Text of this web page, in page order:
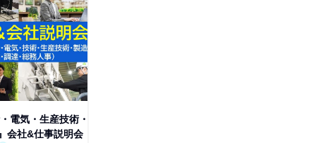
電気・生産技術・
会社&仕事説明会